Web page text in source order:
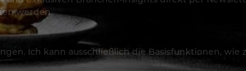
werden.
Ich kann ausschließlich die Basisfunktionen, wie